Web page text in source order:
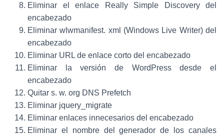
Eliminar el enlace Really Simple Discovery del
encabezado
Eliminar wlwmanifest. xml (Windows Live Writer) del
encabezado
Eliminar URL de enlace corto del encabezado
Eliminar la versión de WordPress desde el
encabezado
Quitar s. w. org DNS Prefetch
Eliminar jquery_migrate
Eliminar enlaces innecesarios del encabezado
Eliminar el nombre del generador de los canales